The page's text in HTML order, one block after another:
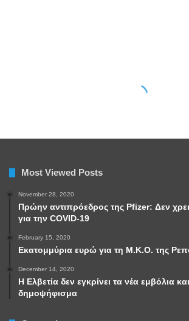
Most Viewed Posts
November 28, 2020
Πρώην αντιπρόεδρος της Pfizer: Δεν
για την COVID-19
February 15, 2020
Εκατομμύρια ευρώ για τη Μ.Κ.Ο. της
December 14, 2020
Η Ελβετία δεν εγκρίνει τα νέα εμβόλια
δημοψήφισμα